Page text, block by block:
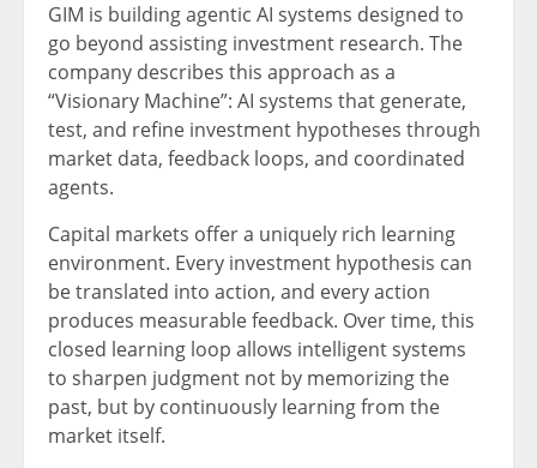
GIM is building agentic AI systems designed to
go beyond assisting investment research. The
company describes this approach as a
“Visionary Machine”: AI systems that generate,
test, and refine investment hypotheses through
market data, feedback loops, and coordinated
agents.
Capital markets offer a uniquely rich learning
environment. Every investment hypothesis can
be translated into action, and every action
produces measurable feedback. Over time, this
closed learning loop allows intelligent systems
to sharpen judgment not by memorizing the
past, but by continuously learning from the
market itself.